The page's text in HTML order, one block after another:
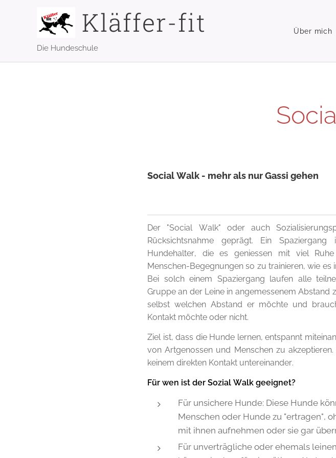
Kläffer-fit
Die Hundeschule
Über mich
Social Walk - mehr als nur Gassi gehen
Der "Social Walk" oder auch
Rücksichtsnahme geprägt. Ein
Hundehalter, die es geniessen mit viel
Menschen-Begegnungen so zu trainieren, wie
Bei solch einem Spaziergang laufen alle
Gruppe an der Leine in angemessenem Abstand
selbst welchen Abstand er möchte und
Kontakt möchte oder nicht.
Ziel ist, dass die Hunde lernen, entspannt
von Artgenossen und Menschen zu
keinem direkten Kontakt untereinander.
Für wen ist der Sozial Walk geeignet?
Für unsichere Hunde: Diese Hunde
Menschen oder Hunde zu "ertragen",
mit ihnen aufnehmen oder sie gar
Für unverträgliche oder ehemals